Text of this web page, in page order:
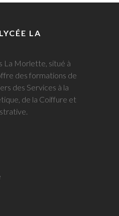
LA
La Morlette, situé à
des formations de
des Services à la
de la Coiffure et